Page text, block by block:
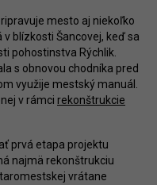
mesto aj niekoľko
blízkosti Šancovej, keď sa
pohostinstva Rýchlik.
s obnovou chodníka pred
využije mestský manuál.
v rámci rekonštrukcie
prvá etapa projektu
najmä rekonštrukciu
vrátane